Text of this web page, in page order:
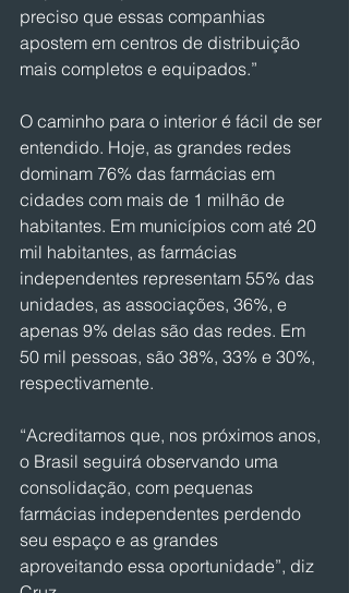
preciso que essas companhias
apostem em centros de distribuição
mais completos e equipados.”
O caminho para o interior é fácil de ser
entendido. Hoje, as grandes redes
dominam 76% das farmácias em
cidades com mais de 1 milhão de
habitantes. Em municípios com até 20
mil habitantes, as farmácias
independentes representam 55% das
unidades, as associações, 36%, e
apenas 9% delas são das redes. Em
50 mil pessoas, são 38%, 33% e 30%,
respectivamente.
“Acreditamos que, nos próximos anos,
o Brasil seguirá observando uma
consolidação, com pequenas
farmácias independentes perdendo
seu espaço e as grandes
aproveitando essa oportunidade”, diz